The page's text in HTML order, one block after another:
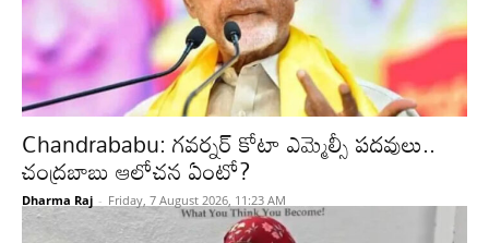
Chandrababu: గవర్నర్ కోటా ఎమ్మెల్సీ పదవులు..
చంద్రబాబు ఆలోచన ఏంటో?
Dharma Raj - Friday, 7 August 2026, 11:23 AM